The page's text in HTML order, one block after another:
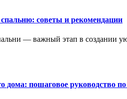
советы и рекомендации
— важный этап в создании
дома: пошаговое руководство по